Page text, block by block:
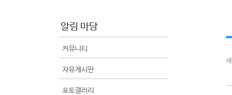
알림 마당
커뮤니티
자유게시판
포토갤러리